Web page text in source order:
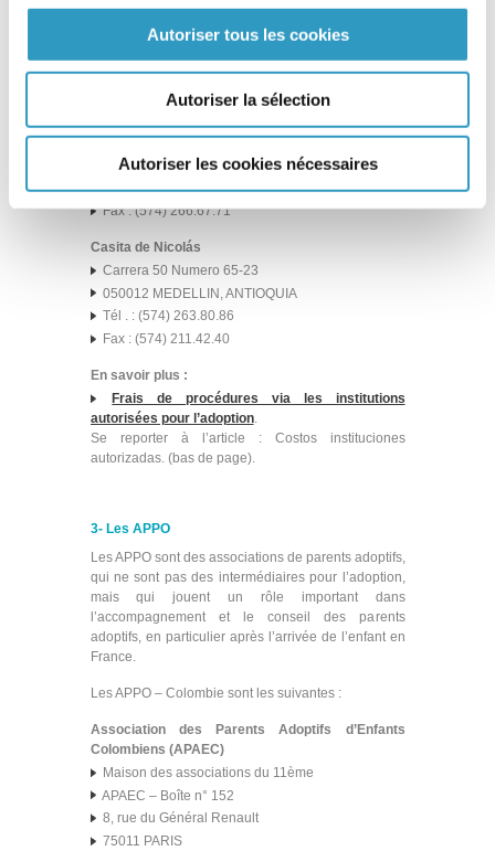
Autoriser tous les cookies
Autoriser la sélection
Autoriser les cookies nécessaires
y el Nino
Calle 9 A Sur Numero 24-422
Email:jaime.molina@casademaria.co
Web:www.casademariayelniño.org
Tél. : (574) 268.61.12
Fax : (574) 266.67.71
Casita de Nicolás
Carrera 50 Numero 65-23
050012 MEDELLIN, ANTIOQUIA
Tél . : (574) 263.80.86
Fax : (574) 211.42.40
En savoir plus :
Frais de procédures via les institutions
autorisées pour l’adoption.
Se reporter à l’article : Costos instituciones
autorizadas. (bas de page).
3- Les APPO
Les APPO sont des associations de parents adoptifs,
qui ne sont pas des intermédiaires pour l’adoption,
mais qui jouent un rôle important dans
l’accompagnement et le conseil des parents
adoptifs, en particulier après l’arrivée de l’enfant en
France.
Les APPO – Colombie sont les suivantes :
Association des Parents Adoptifs d’Enfants
Colombiens (APAEC)
Maison des associations du 11ème
APAEC – Boîte n° 152
8, rue du Général Renault
75011 PARIS